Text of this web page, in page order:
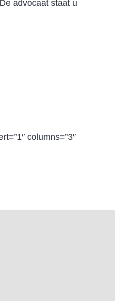
advocaat staat u
columns=”3″